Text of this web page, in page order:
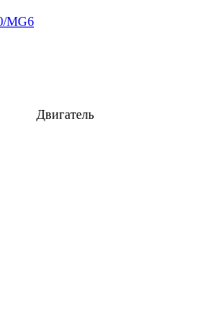
Двигатель